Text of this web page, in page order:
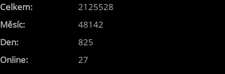
Online: 27
Celkem:
2125528
Měsíc:
48142
Den:
825